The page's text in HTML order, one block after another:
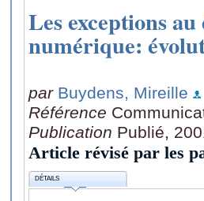
Les exceptions
numérique:
par Buydens, Mireille
Référence
Publication Publié,
Article révisé par les
DÉTAILS